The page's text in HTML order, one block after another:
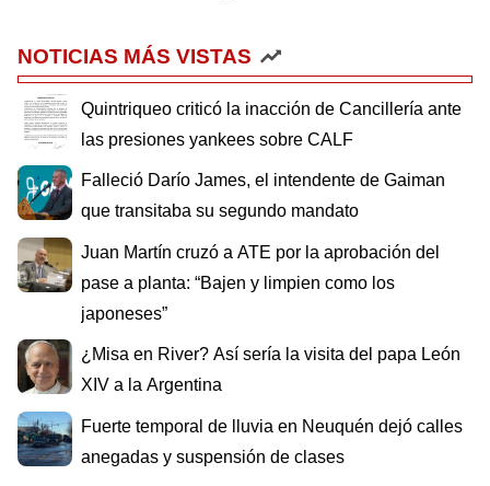
NOTICIAS MÁS VISTAS
Quintriqueo criticó la inacción de Cancillería ante
las presiones yankees sobre CALF
Falleció Darío James, el intendente de Gaiman
que transitaba su segundo mandato
Juan Martín cruzó a ATE por la aprobación del
pase a planta: “Bajen y limpien como los
japoneses”
¿Misa en River? Así sería la visita del papa León
XIV a la Argentina
Fuerte temporal de lluvia en Neuquén dejó calles
anegadas y suspensión de clases